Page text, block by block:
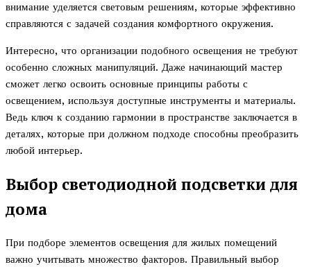
внимание уделяется световым решениям, которые эффективно
справляются с задачей создания комфортного окружения.
Интересно, что организации подобного освещения не требуют
особенно сложных манипуляций. Даже начинающий мастер
сможет легко освоить основные принципы работы с
освещением, используя доступные инструменты и материалы.
Ведь ключ к созданию гармонии в пространстве заключается в
деталях, которые при должном подходе способны преобразить
любой интерьер.
Выбор светодиодной подсветки для
дома
При подборе элементов освещения для жилых помещений
важно учитывать множество факторов. Правильный выбор